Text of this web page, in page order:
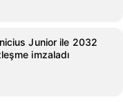
Junior ile 2032
imzaladı